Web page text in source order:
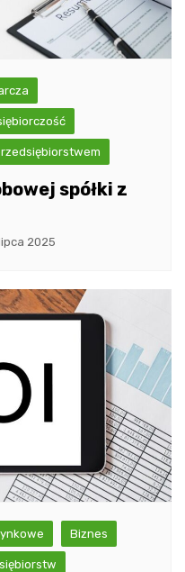
spółki z
2025
Biznes